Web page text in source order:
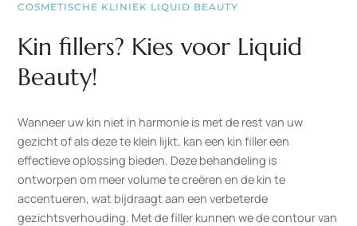
COSMETISCHE KLINIEK LIQUID BEAUTY
Kin fillers? Kies voor Liquid
Beauty!
Wanneer uw kin niet in harmonie is met de rest van uw
gezicht of als deze te klein lijkt, kan een kin filler een
effectieve oplossing bieden. Deze behandeling is
ontworpen om meer volume te creëren en de kin te
accentueren, wat bijdraagt aan een verbeterde
gezichtsverhouding. Met de filler kunnen we de contour van